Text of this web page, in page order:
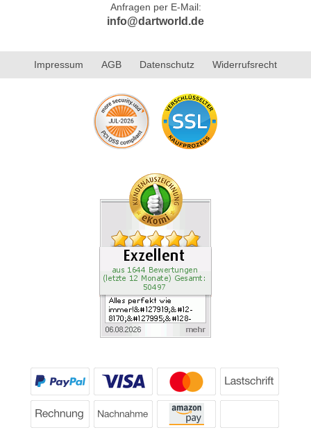
Anfragen per E-Mail:
info@dartworld.de
Impressum AGB Datenschutz Widerrufsrecht